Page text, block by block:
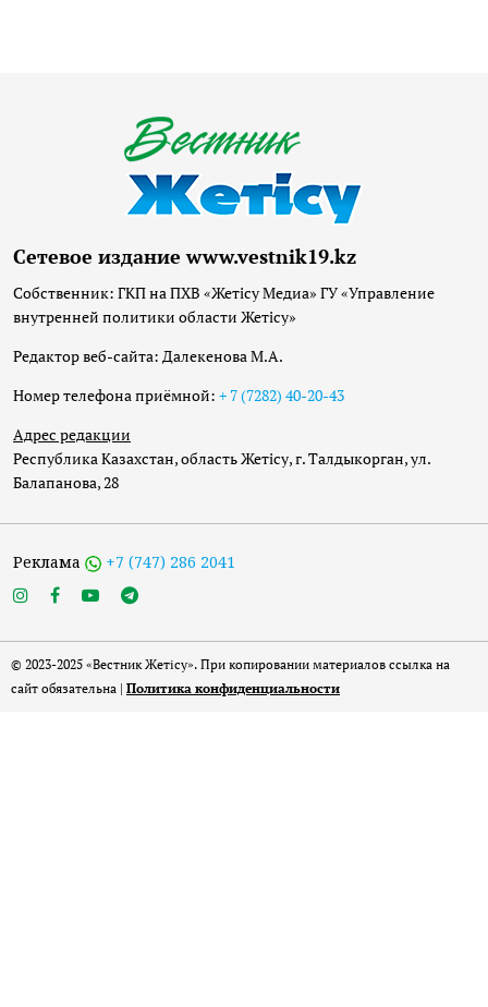
Сетевое издание www.vestnik19.kz
Собственник: ГКП на ПХВ «Жетісу Медиа» ГУ «Управление
внутренней политики области Жетісу»
Редактор веб-сайта: Далекенова М.А.
Номер телефона приёмной: + 7 (7282) 40-20-43
Адрес редакции
Республика Казахстан, область Жетісу, г. Талдыкорган, ул.
Балапанова, 28
Реклама +7 (747) 286 2041
© 2023-2025 «Вестник Жетісу». При копировании материалов ссылка на
сайт обязательна | Политика конфиденциальности